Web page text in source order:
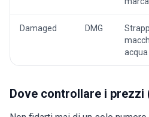
Damaged DMG
acqua
Dove controllare i prezzi